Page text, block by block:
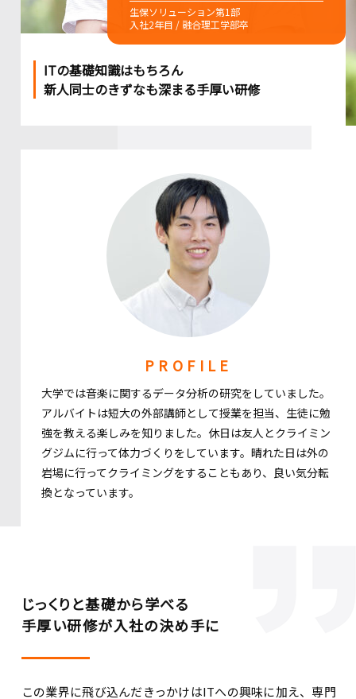
ITの基礎知識はもちろん
新人同士のきずなも深まる手厚い研修
生保ソリューション第1部
入社2年目 / 融合理工学部卒
PROFILE
大学では音楽に関するデータ分析の研究をしていました。
アルバイトは短大の外部講師として授業を担当、生徒に勉
強を教える楽しみを知りました。休日は友人とクライミン
グジムに行って体力づくりをしています。晴れた日は外の
岩場に行ってクライミングをすることもあり、良い気分転
換となっています。
じっくりと基礎から学べる
手厚い研修が入社の決め手に
この業界に飛び込んだきっかけはITへの興味に加え、専門